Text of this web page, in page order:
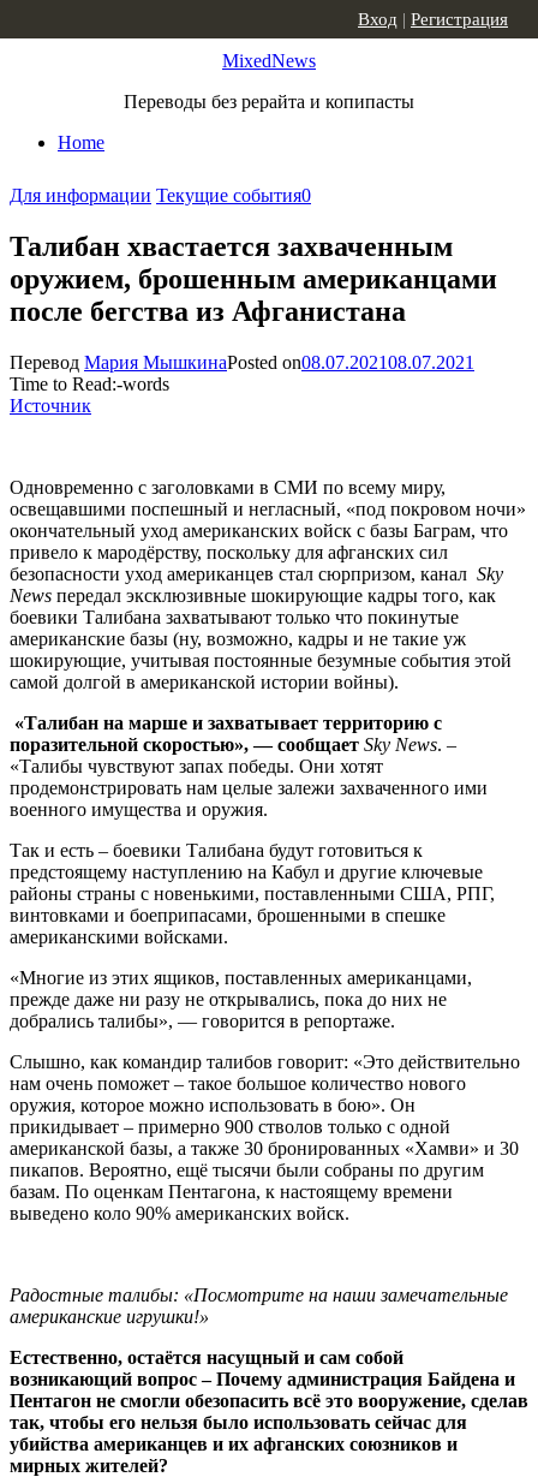
MixedNews
Переводы без рерайта и копипасты
Home
Вход | Регистрация
Для информации Текущие события0
Талибан хвастается захваченным
оружием, брошенным американцами
после бегства из Афганистана
Перевод Мария МышкинаPosted on08.07.202108.07.2021
Time to Read:-words
Источник
Одновременно с заголовками в СМИ по всему миру,
освещавшими поспешный и негласный, «под покровом ночи»
окончательный уход американских войск с базы Баграм, что
привело к мародёрству, поскольку для афганских сил
безопасности уход американцев стал сюрпризом, канал Sky
News передал эксклюзивные шокирующие кадры того, как
боевики Талибана захватывают только что покинутые
американские базы (ну, возможно, кадры и не такие уж
шокирующие, учитывая постоянные безумные события этой
самой долгой в американской истории войны).
«Талибан на марше и захватывает территорию с
поразительной скоростью», — сообщает Sky News. –
«Талибы чувствуют запах победы. Они хотят
продемонстрировать нам целые залежи захваченного ими
военного имущества и оружия.
Так и есть – боевики Талибана будут готовиться к
предстоящему наступлению на Кабул и другие ключевые
районы страны с новенькими, поставленными США, РПГ,
винтовками и боеприпасами, брошенными в спешке
американскими войсками.
«Многие из этих ящиков, поставленных американцами,
прежде даже ни разу не открывались, пока до них не
добрались талибы», — говорится в репортаже.
Слышно, как командир талибов говорит: «Это действительно
нам очень поможет – такое большое количество нового
оружия, которое можно использовать в бою». Он
прикидывает – примерно 900 стволов только с одной
американской базы, а также 30 бронированных «Хамви» и 30
пикапов. Вероятно, ещё тысячи были собраны по другим
базам. По оценкам Пентагона, к настоящему времени
выведено коло 90% американских войск.
Радостные талибы: «Посмотрите на наши замечательные
американские игрушки!»
Естественно, остаётся насущный и сам собой
возникающий вопрос – Почему администрация Байдена и
Пентагон не смогли обезопасить всё это вооружение, сделав
так, чтобы его нельзя было использовать сейчас для
убийства американцев и их афганских союзников и
мирных жителей?